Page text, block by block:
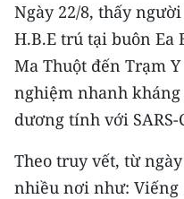
E-Magazine
Video
Media Chính trị
Media Văn hóa
Ngày 22/8, thấy
H.B.E trú tại buôn Ea
Ma Thuột đến Trạm
nghiệm nhanh
dương tính với SARS-
Theo truy vết, từ
nhiều nơi như: Viếng